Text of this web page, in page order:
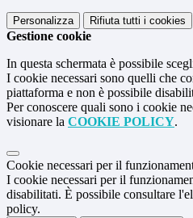
Personalizza Rifiuta tutti i cookies
Gestione cookie
In questa schermata è possibile
I cookie necessari sono quelli che
piattaforma e non è possibile
Per conoscere quali sono i cookie
visionare la COOKIE POLICY.
Cookie necessari per il
I cookie necessari per il
disabilitati. È possibile consultare
policy.